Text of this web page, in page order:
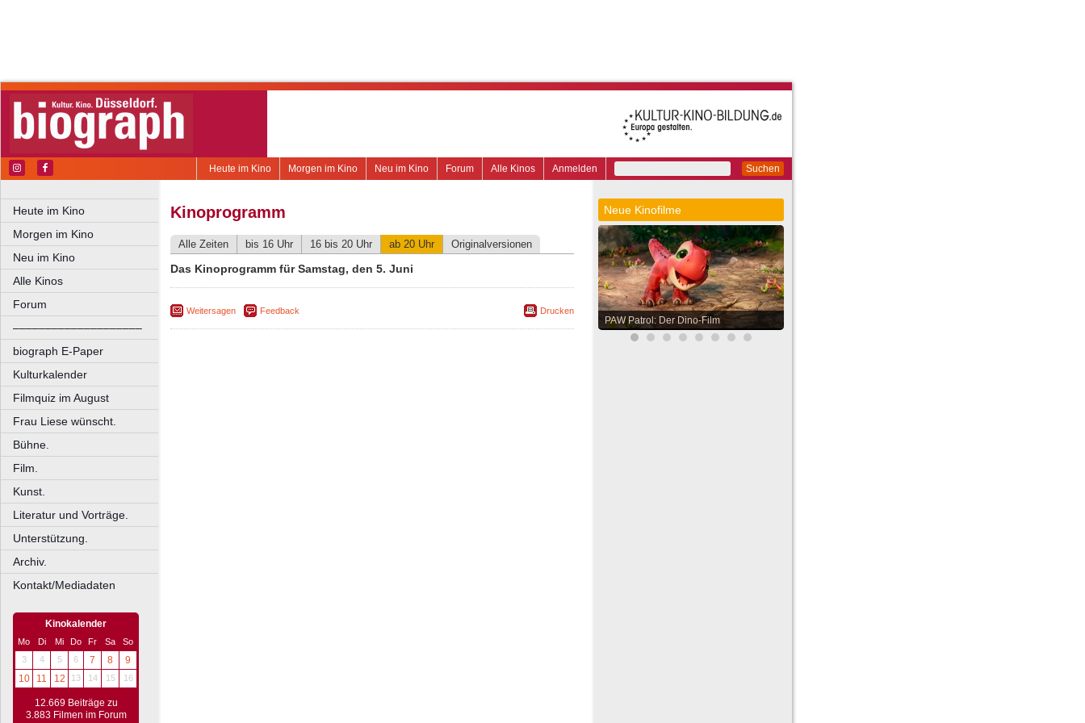
Suchen
Anmelden
Alle Kinos
Forum
Neu im Kino
Morgen im Kino
Heute im Kino
Heute im Kino
Morgen im Kino
Neu im Kino
Alle Kinos
Forum
––––––––––––––––––––
biograph E-Paper
Kulturkalender
Filmquiz im August
Frau Liese wünscht.
Bühne.
Film.
Kunst.
Literatur und Vorträge.
Unterstützung.
Archiv.
Kontakt/Mediadaten
Kinokalender
Mo Di Mi Do Fr Sa
So
3
4 5 6 7 8
9
10
11 12 13 14 15 16
12.669 Beiträge zu
3.883 Filmen im Forum
Kinoprogramm
Alle Zeiten bis 16 Uhr 16 bis 20 Uhr ab 20 Uhr Originalversionen
Das Kinoprogramm für Samstag, den 5. Juni
Weitersagen Feedback Drucken
Neue Kinofilme
PAW Patrol: Der Dino-Film